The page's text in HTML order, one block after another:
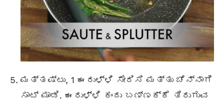
ಮತ್ತಷ್ಟು, 1 ಈರುಳ್ಳಿ ಸೇರಿಸಿ ಮತ್ತು ಚೆನ್ನಾಗಿ
ಸಾಟ್ ಮಾಡಿ. ಈರುಳ್ಳಿ ಕಂದು ಬಣ್ಣಕ್ಕೆ ತಿರುಗುವ